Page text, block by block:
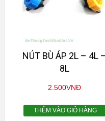
NÚT BÙ ÁP 2L – 4L –
8L
2.500VNĐ
THÊM VÀO GIỎ HÀNG